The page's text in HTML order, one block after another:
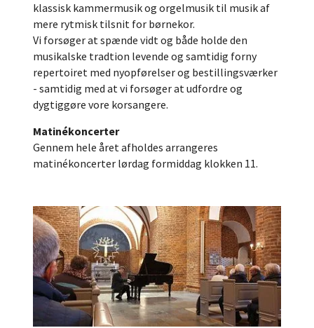
klassisk kammermusik og orgelmusik til musik af
mere rytmisk tilsnit for børnekor.
Vi forsøger at spænde vidt og både holde den
musikalske tradtion levende og samtidig forny
repertoiret med nyopførelser og bestillingsværker
- samtidig med at vi forsøger at udfordre og
dygtiggøre vore korsangere.
Matinékoncerter
Gennem hele året afholdes arrangeres
matinékoncerter lørdag formiddag klokken 11.